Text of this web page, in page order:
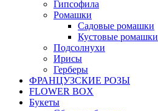
Гипсофила
Ромашки
Садовые ромашки
Кустовые ромашки
Подсолнухи
Ирисы
Герберы
ФРАНЦУЗСКИЕ РОЗЫ
FLOWER BOX
Букеты